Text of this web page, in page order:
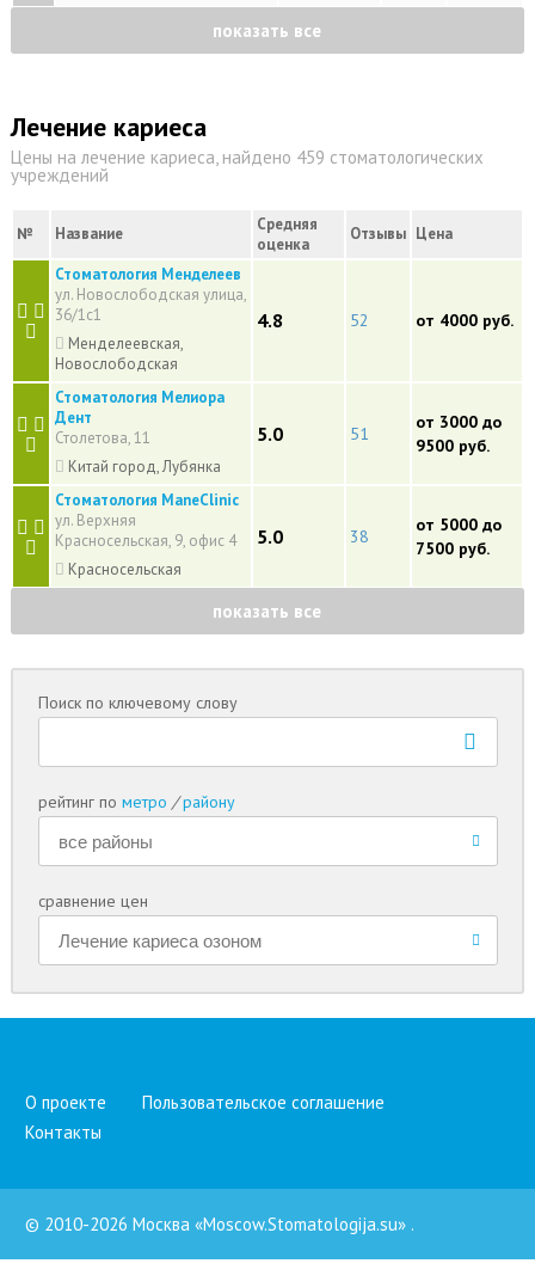
показать все
Лечение кариеса
Цены на лечение кариеса, найдено 459 стоматологических
учреждений
№ Название
Средняя
оценка
Отзывы Цена
Стоматология Менделеев
ул. Новослободская улица,
36/1с1
Менделеевская,
Новослободская
4.8 52 от 4000 руб.
Стоматология Мелиора
Дент
Столетова, 11
Китай город, Лубянка
5.0 51
от 3000 до
9500 руб.
Стоматология ManeClinic
ул. Верхняя
Красносельская, 9, офис 4
Красносельская
5.0 38
от 5000 до
7500 руб.
показать все
Поиск по ключевому слову
рейтинг пометро / району
сравнение цен
О проекте
Пользовательское соглашение
Контакты
© 2010-2026 Москва «Moscow.Stomatologija.su» .